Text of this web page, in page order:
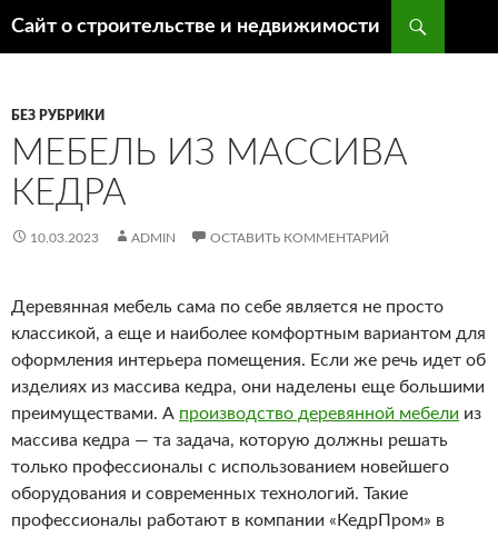
Сайт о строительстве и недвижимости
БЕЗ РУБРИКИ
МЕБЕЛЬ ИЗ МАССИВА
КЕДРА
10.03.2023 ADMIN ОСТАВИТЬ КОММЕНТАРИЙ
Деревянная мебель сама по себе является не просто
классикой, а еще и наиболее комфортным вариантом для
оформления интерьера помещения. Если же речь идет об
изделиях из массива кедра, они наделены еще большими
преимуществами. А производство деревянной мебели из
массива кедра — та задача, которую должны решать
только профессионалы с использованием новейшего
оборудования и современных технологий. Такие
профессионалы работают в компании «КедрПром» в